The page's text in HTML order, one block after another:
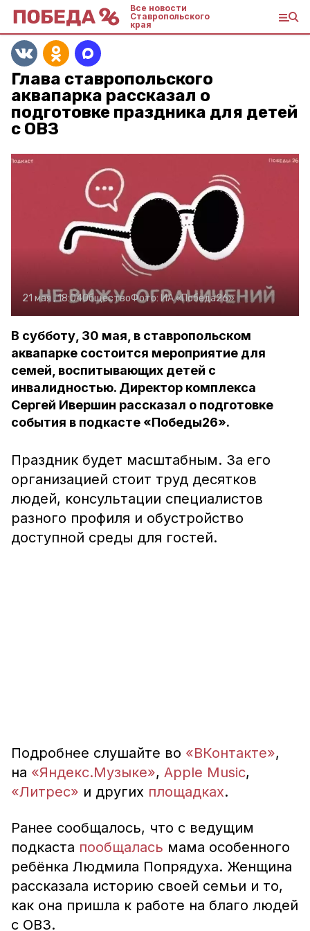
Все новости
Ставропольского
края
Глава ставропольского
аквапарка рассказал о
подготовке праздника для детей
с ОВЗ
21 мая , 18:04ОбществоФото: ИА «Победа26»
В субботу, 30 мая, в ставропольском
аквапарке состоится мероприятие для
семей, воспитывающих детей с
инвалидностью. Директор комплекса
Сергей Ивершин рассказал о подготовке
события в подкасте «Победы26».
Праздник будет масштабным. За его
организацией стоит труд десятков
людей, консультации специалистов
разного профиля и обустройство
доступной среды для гостей.
Подробнее слушайте во «ВКонтакте»,
на «Яндекс.Музыке», Apple Music,
«Литрес» и других площадках.
Ранее сообщалось, что с ведущим
подкаста пообщалась мама особенного
ребёнка Людмила Попрядуха. Женщина
рассказала историю своей семьи и то,
как она пришла к работе на благо людей
с ОВЗ.